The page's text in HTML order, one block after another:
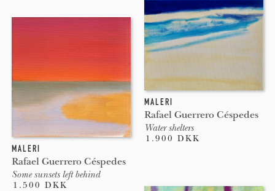
MALERI
Rafael Guerrero Céspedes
Water shelters
1.900 DKK
MALERI
Rafael Guerrero Céspedes
Some sunsets left behind
1.500 DKK